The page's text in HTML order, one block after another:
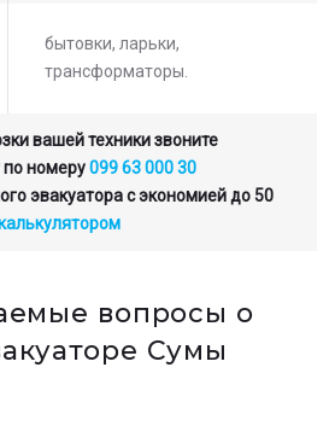
бытовки, ларьки,
трансформаторы.
вашей техники звоните
номеру099 63 000 30
эвакуатора с экономией до 50
вопросы о
Сумы